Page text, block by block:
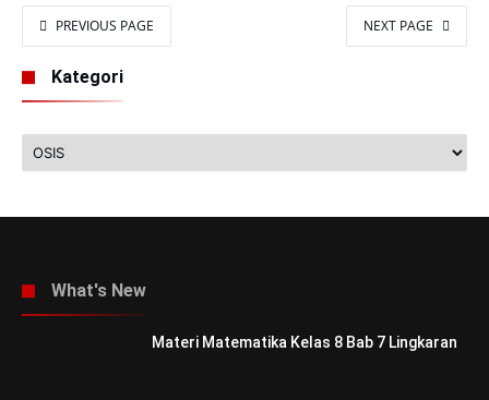
PREVIOUS PAGE NEXT PAGE
Kategori
What's New
Materi Matematika Kelas 8 Bab 7 Lingkaran